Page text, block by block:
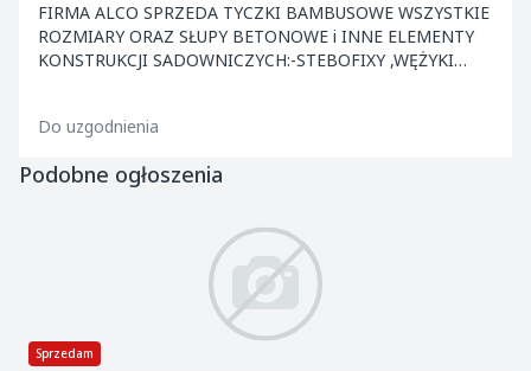
FIRMA ALCO SPRZEDA TYCZKI BAMBUSOWE WSZYSTKIE
ROZMIARY ORAZ SŁUPY BETONOWE i INNE ELEMENTY
KONSTRUKCJI SADOWNICZYCH:-STEBOFIXY ,WĘŻYKI
Do uzgodnienia
Podobne ogłoszenia
Sprzedam